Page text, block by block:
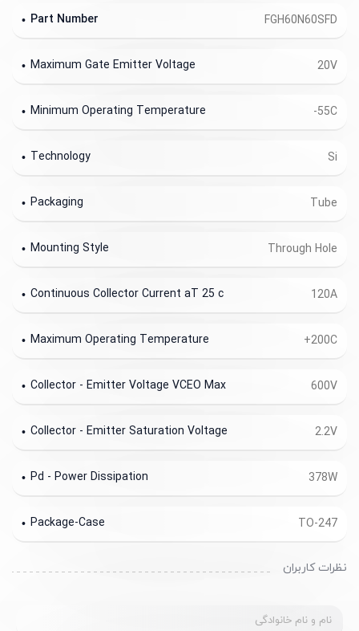
FGH60N60SFD
Part Number
20V
Maximum Gate Emitter Voltage
-55C
Minimum Operating Temperature
Si
Technology
Tube
Packaging
Through Hole
Mounting Style
120A
Continuous Collector Current aT 25 c
+200C
Maximum Operating Temperature
600V
Collector - Emitter Voltage VCEO Max
2.2V
Collector - Emitter Saturation Voltage
378W
Pd - Power Dissipation
TO-247
Package-Case
نظرات کاربران